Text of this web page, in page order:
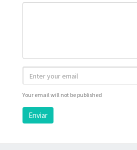
Your email will not be published
Enviar